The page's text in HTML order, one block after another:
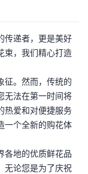
递者，更是美好
束，我们精心打造
。然而，传统的
无法在第一时间将
热爱和对便捷服务
一个全新的购花体
地的优质鲜花品
无论您是为了庆祝